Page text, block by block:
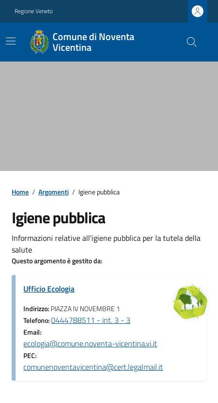
Regione Veneto
Comune di Noventa
Vicentina
Home / Argomenti / Igiene pubblica
Igiene pubblica
Informazioni relative all'igiene pubblica per la tutela della
salute
Questo argomento è gestito da:
Ufficio Ecologia
Indirizzo:PIAZZA IV NOVEMBRE 1
Telefono:0444788511 - int. 3 - 3
Email:
ecologia@comune.noventa-vicentina.vi.it
PEC:
comunenoventavicentina@cert.legalmail.it